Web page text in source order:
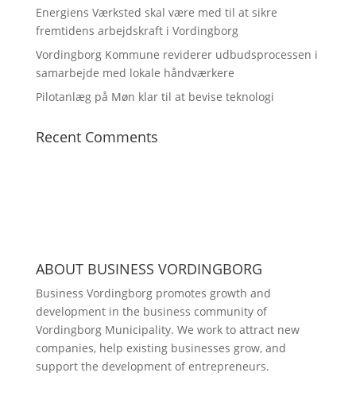
Energiens Værksted skal være med til at sikre
fremtidens arbejdskraft i Vordingborg
Vordingborg Kommune reviderer udbudsprocessen i
samarbejde med lokale håndværkere
Pilotanlæg på Møn klar til at bevise teknologi
Recent Comments
ABOUT BUSINESS VORDINGBORG
Business Vordingborg promotes growth and
development in the business community of
Vordingborg Municipality. We work to attract new
companies, help existing businesses grow, and
support the development of entrepreneurs.